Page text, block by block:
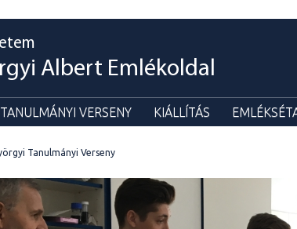
Albert Emlékoldal
TANULMÁNYI VERSENY KIÁLLÍTÁS
Tanulmányi Verseny